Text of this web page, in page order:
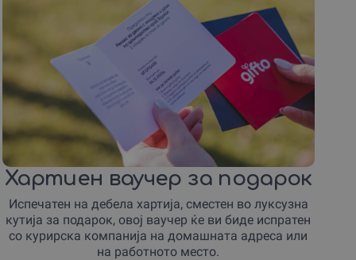
Хартиен ваучер за подарок
Испечатен на дебела хартија, сместен во луксузна
кутија за подарок, овој ваучер ќе ви биде испратен
со курирска компанија на домашната адреса или
на работното место.